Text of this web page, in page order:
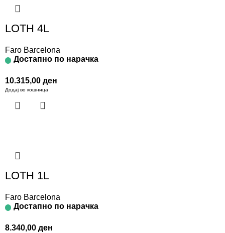
LOTH 4L
Faro Barcelona
Достапно по нарачка
10.315,00 ден
Додај во кошница
LOTH 1L
Faro Barcelona
Достапно по нарачка
8.340,00 ден